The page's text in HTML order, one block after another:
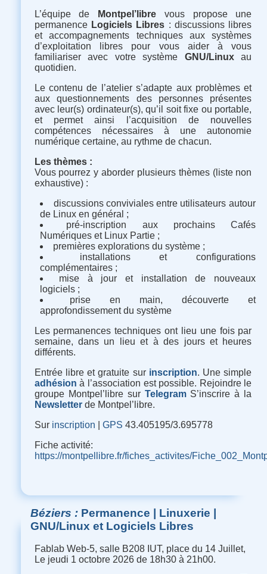
L’équipe de Montpel’libre vous propose une
permanence Logiciels Libres : discussions libres
et accompagnements techniques aux systèmes
d’exploitation libres pour vous aider à vous
familiariser avec votre système GNU/Linuxau
quotidien.
Le contenu de l’atelier s’adapte aux problèmes et
aux questionnements des personnes présentes
avec leur(s) ordinateur(s), qu’il soit fixe ou portable,
et permet ainsi l’acquisition de nouvelles
compétences nécessaires à une autonomie
numérique certaine, au rythme de chacun.
Les thèmes :
Vous pourrez y aborder plusieurs thèmes (liste non
exhaustive) :
discussions conviviales entre utilisateurs autour
de Linux en général ;
pré-inscription aux prochains Cafés
Numériques et Linux Partie ;
premières explorations du système ;
installations et configurations
complémentaires ;
mise à jour et installation de nouveaux
logiciels ;
prise en main, découverte et
approfondissement du système
Les permanences techniques ont lieu une fois par
semaine, dans un lieu et à des jours et heures
différents.
Entrée libre et gratuite sur inscription. Une simple
adhésion à l’association est possible. Rejoindre le
groupe Montpel’libre sur TelegramS’inscrire à la
Newsletterde Montpel’libre.
Sur inscription GPS 43.405195/3.695778
Fiche activité:
https://montpellibre.fr/fiches_activites/
Béziers Permanence | Linuxerie |
GNU/Linux et Logiciels Libres
Fablab Web-5, salle B208 IUT, place du 14 Juillet,
Le jeudi 1 octobre 2026 de 18h30 à 21h00.